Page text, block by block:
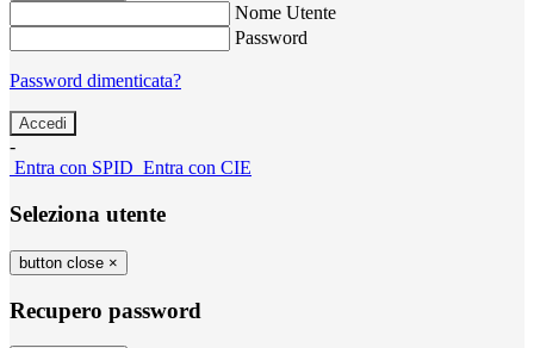
Nome Utente
Password
Password dimenticata?
-
Entra con SPID Entra con CIE
Seleziona utente
button close ×
Recupero password